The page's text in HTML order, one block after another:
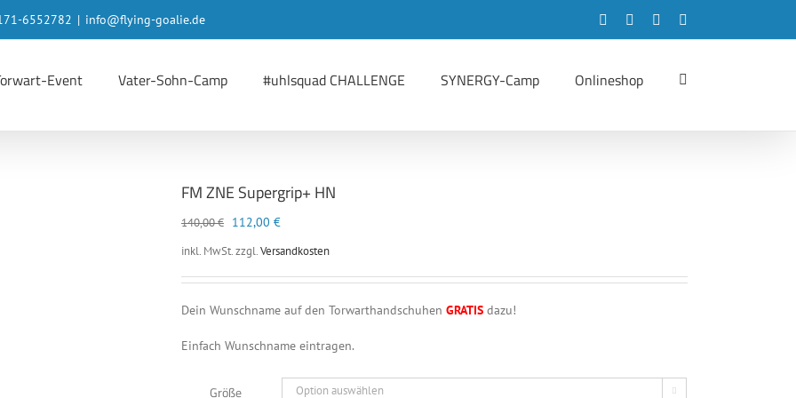
6552782 | info@flying-goalie.de FacebookInstagramLinkedIn
Event Vater-Sohn-Camp #uhlsquad CHALLENGE SYNERGY-Camp Onlineshop
FM ZNE Supergrip+ HN
140,00€ Ursprünglicher
war:
140,00 €
112,00 €Aktueller
ist:
112,00 €.
inkl. MwSt. zzgl. Versandkosten
Dein Wunschname auf den Torwarthandschuhen GRATIS dazu!
Einfach Wunschname eintragen.
Größe 